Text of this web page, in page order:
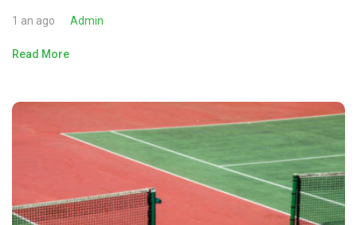
1 an ago Admin
Read More